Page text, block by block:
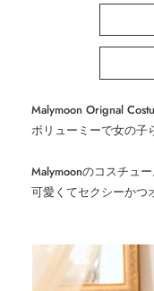
Malymoon Orignal
ボリューミーで女の子
Malymoonのコスチュ
可愛くてセクシーかつ